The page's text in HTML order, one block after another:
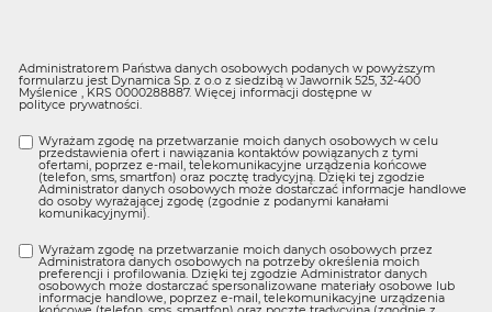
Administratorem Państwa danych osobowych podanych w powyższym
formularzu jest Dynamica Sp. z o.o z siedzibą w Jawornik 525, 32-400
Myślenice , KRS 0000288887. Więcej informacji dostępne w
polityce prywatności.
Wyrażam zgodę na przetwarzanie moich danych osobowych w celu
przedstawienia ofert i nawiązania kontaktów powiązanych z tymi
ofertami, poprzez e-mail, telekomunikacyjne urządzenia końcowe
(telefon, sms, smartfon) oraz pocztę tradycyjną. Dzięki tej zgodzie
Administrator danych osobowych może dostarczać informacje handlowe
do osoby wyrażającej zgodę (zgodnie z podanymi kanałami
komunikacyjnymi).
Wyrażam zgodę na przetwarzanie moich danych osobowych przez
Administratora danych osobowych na potrzeby określenia moich
preferencji i profilowania. Dzięki tej zgodzie Administrator danych
osobowych może dostarczać spersonalizowane materiały osobowe lub
informacje handlowe, poprzez e-mail, telekomunikacyjne urządzenia